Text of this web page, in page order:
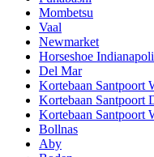
Mombetsu
Vaal
Newmarket
Horseshoe
Del Mar
Kortebaan Santpoort
Kortebaan Santpoort
Kortebaan Santpoort
Bollnas
Aby